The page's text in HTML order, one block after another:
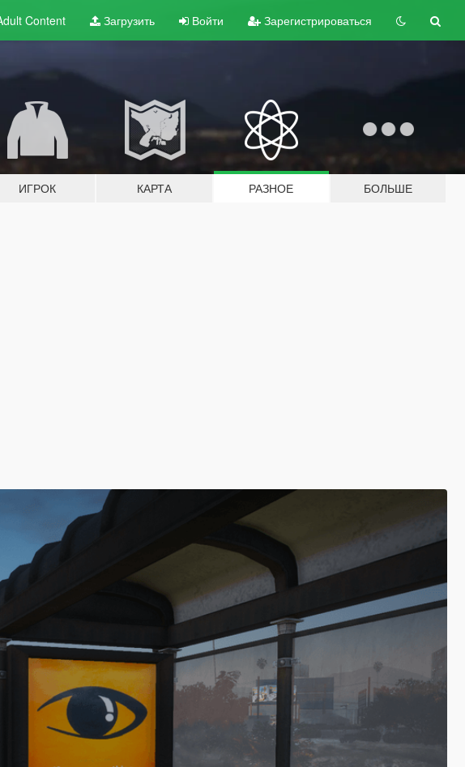
Content Загрузить Войти Зарегистрироваться
ИГРОК КАРТА РАЗНОЕ БОЛЬШЕ